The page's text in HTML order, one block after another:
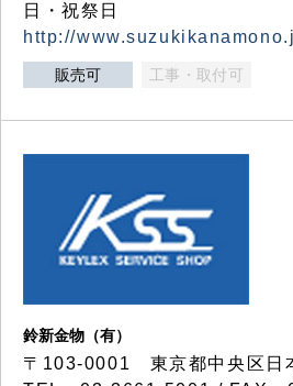
日・祝祭日
http://
販売可 工事・取付可
鈴新金物（有）
〒103-0001 東京都中央区日